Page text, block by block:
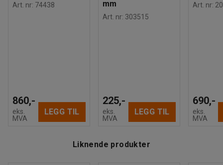
Art. nr: 74438
860,-
eks.
MVA
LEGG TIL
mm
Art. nr: 303515
225,-
eks.
MVA
LEGG TIL
Art. nr:
690,-
eks.
MVA
Liknende produkter